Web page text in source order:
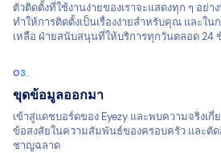
ตัวติดตั้งที่ใช้งานง่ายของเราจะแสดงทุก ๆ อย่
ทำให้การติดตั้งเป็นเรื่องง่ายสำหรับคุณ และใ
เหลือ ฝ่ายสนับสนุนที่ให้บริการทุกวันตลอด 24
ขุดข้อมูลออกมา
เข้าสู่แดชบอร์ดของ Eyezy และพบความจริง
ข้อสงสัยในความสัมพันธ์ของครอบครัว และตั
ชาญฉลาด